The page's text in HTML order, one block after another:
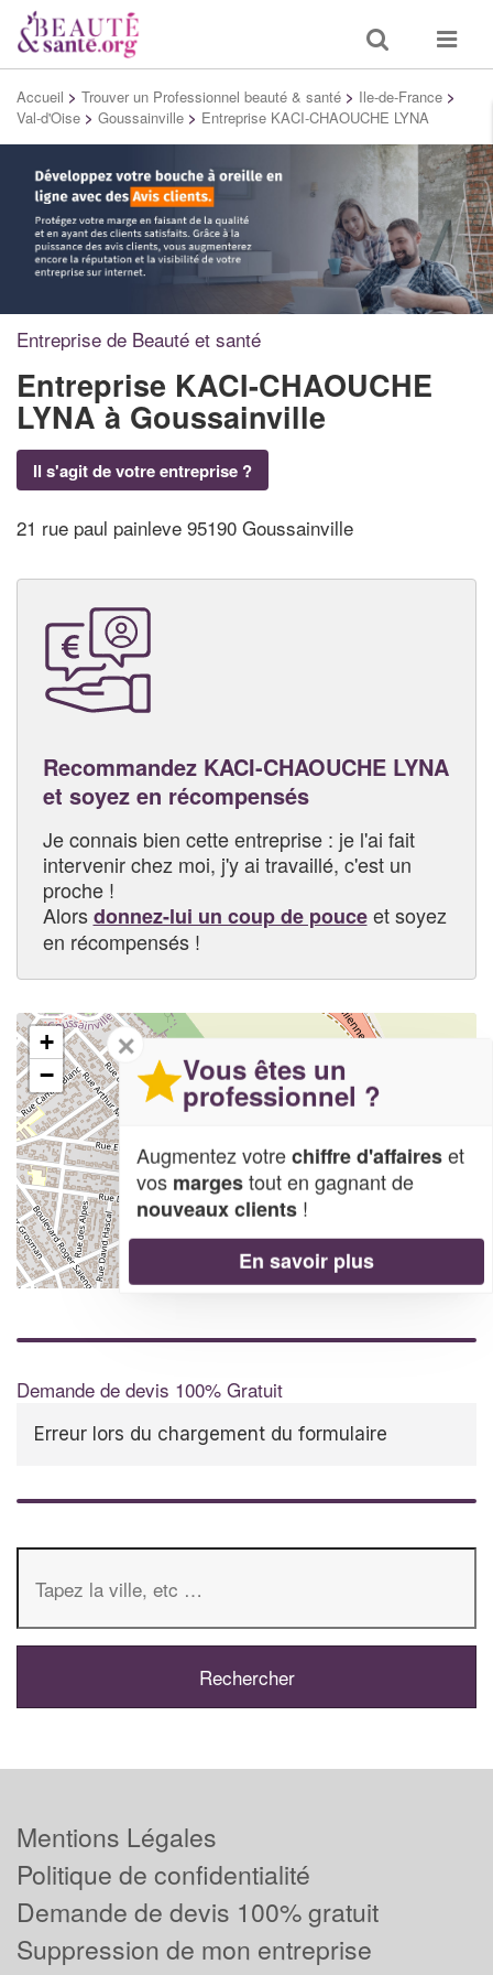
Toggle
search
Toggle
Accueil > Trouver un Professionnel beauté & santé > Ile-de-France >
Val-d'Oise > Goussainville > Entreprise KACI-CHAOUCHE LYNA
Entreprise de Beauté et santé
Entreprise KACI-CHAOUCHE
LYNAà Goussainville
Il s'agit de votre entreprise ?
21 rue paul painleve 95190 Goussainville
Recommandez KACI-CHAOUCHE LYNA
et soyez en récompensés
Je connais bien cette entreprise : je l'ai fait
intervenir chez moi, j'y ai travaillé, c'est un
proche !
Alorsdonnez-lui un coup de pouceet soyez
en récompensés !
+
−
Demande de devis 100% Gratuit
Erreur lors du chargement du formulaire
✕
Vous êtes un
professionnel ?
Augmentez votrechiffre d'affaireset
vos margestout en gagnant de
nouveaux clients !
En savoir plus
Mentions Légales
Politique de confidentialité
Demande de devis 100% gratuit
Suppression de mon entreprise